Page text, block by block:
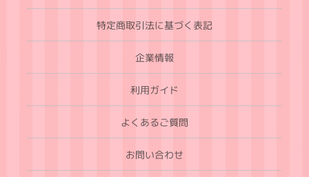
特定商取引法に基づく表記
企業情報
利用ガイド
よくあるご質問
お問い合わせ